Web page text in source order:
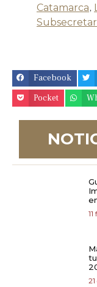
Catamarca,
Facebook
Pocket